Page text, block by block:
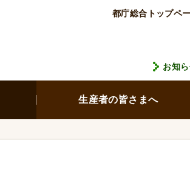
都庁総合トップペ
お知
生産者の皆さまへ